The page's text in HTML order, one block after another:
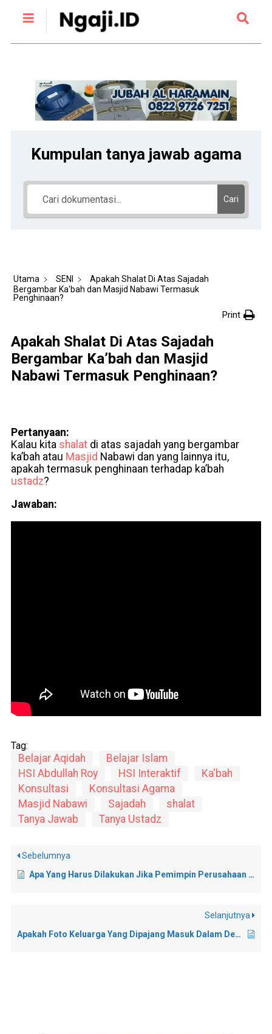
Kumpulan tanya jawab agama
Cari
Utama SENI
Apakah Shalat Di Atas Sajadah
Bergambar Ka'bah dan Masjid Nabawi Termasuk
Penghinaan?
Print
Apakah Shalat Di Atas Sajadah
Bergambar Ka’bah dan Masjid
Nabawi Termasuk Penghinaan?
Pertanyaan:
Kalau kita shalatdi atas sajadah yang bergambar
ka’bah atau Masjid Nabawi dan yang lainnya itu,
apakah termasuk penghinaan terhadap ka’bah
ustadz?
Jawaban:
Tag:
Belajar Aqidah
Belajar Islam
HSI Abdullah Roy
HSI Interaktif
Ka'bah
Konsultasi
Konsultasi Agama
Masjid Nabawi
Sajadah
shalat
Tanya Jawab
Tanya Ustadz
Sebelumnya
Apa Yang Harus Dilakukan Jika Pemimpin Perusahaan di Tempat Kerja Memasang Gambar Rajah?
Selanjutnya
Apakah Foto Keluarga Yang Dipajang Masuk Dalam Definisi Menggambar?